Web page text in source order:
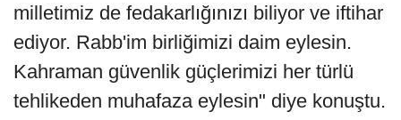
milletimiz de fedakarlığınızı biliyor ve iftihar
ediyor. Rabb'im birliğimizi daim eylesin.
Kahraman güvenlik güçlerimizi her türlü
tehlikeden muhafaza eylesin" diye konuştu.